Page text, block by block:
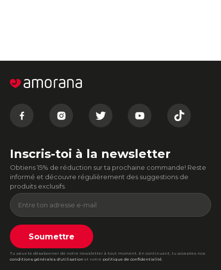
Inscris-toi à la newsletter
Obtiens 15% de réduction sur ta prochaine commande! Reste
informé et découvre régulièrement des suggestions de
produits exclusifs.
Soumettre
Tu peux te désabonner de notre newsletter à tout moment. En continuant, tu acceptes nos
conditions générales d'utilisation et notre politique de confidentialité.